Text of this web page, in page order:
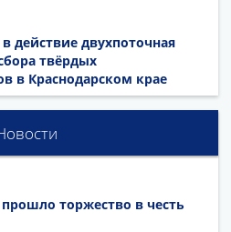
действие двухпоточная
твёрдых
в Краснодарском крае
торжество в честь